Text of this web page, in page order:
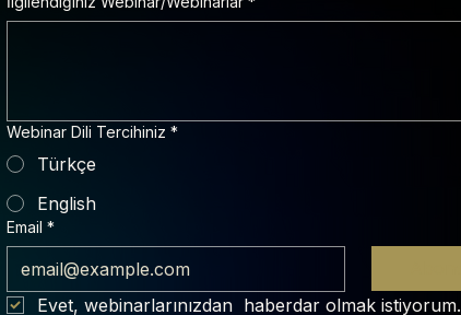
Webinar Dili Tercihiniz *
Türkçe
English
Email *
Evet, webinarlarınızdan  haberdar olmak istiyorum.